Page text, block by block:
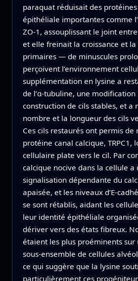
paraquat réduisait des protéines
épithéliale importantes comme
ZO‑1, assouplissant le joint
et elle freinait la croissance et la
primaires — de minuscules
perçoivent l’environnement
supplémentation en lysine a
de l’α‑tubuline, une
construction de cils stables, et a
nombre et la longueur des cils
Ces cils restaurés ont permis
protéine canal calcique, TRPC1,
cellulaire plate vers le cil. Par
calcique nocive dans la cellule a
signalisation dépendante du
apaisée, et les niveaux
se sont rétablis, aidant les
leur identité épithéliale
dériver vers des états fibreux.
étaient les plus proéminents sur
sous‑ensemble de cellules
ce qui suggère que la lysine
particulièrement ces